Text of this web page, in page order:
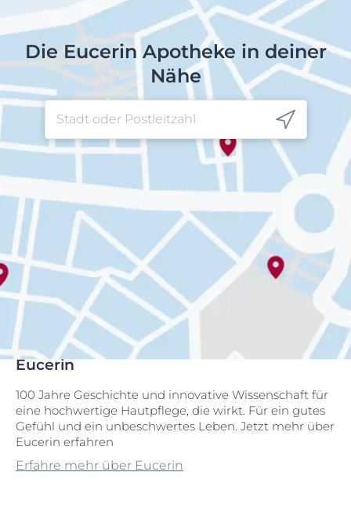
Die Eucerin Apotheke in deiner
Nähe
Eucerin
100 Jahre Geschichte und innovative Wissenschaft für
eine hochwertige Hautpflege, die wirkt. Für ein gutes
Gefühl und ein unbeschwertes Leben. Jetzt mehr über
Eucerin erfahren
Erfahre mehr über Eucerin